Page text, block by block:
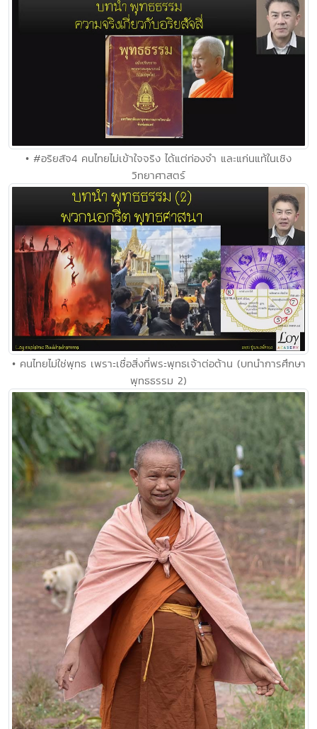
• #อริยสัจ4 คนไทยไม่เข้าใจจริง ได้แต่ท่องจำ และแก่นแท้ในเชิง
วิทยาศาสตร์
• คนไทยไม่ใช่พุทธ เพราะเชื่อสิ่งที่พระพุทธเจ้าต่อต้าน (บทนำการศึกษา
พุทธธรรม 2)